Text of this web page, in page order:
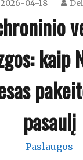
2026-04-18
kaip
pasaulį
Paslaugos